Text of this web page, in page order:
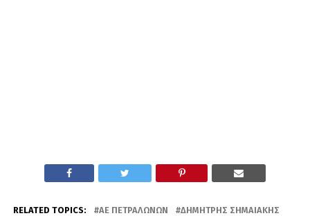
RELATED TOPICS: ΑΕ ΠΕΤΡΑΛΏΝΩΝ ΔΗΜΉΤΡΗΣ ΣΗΜΑΙΆΚΗΣ